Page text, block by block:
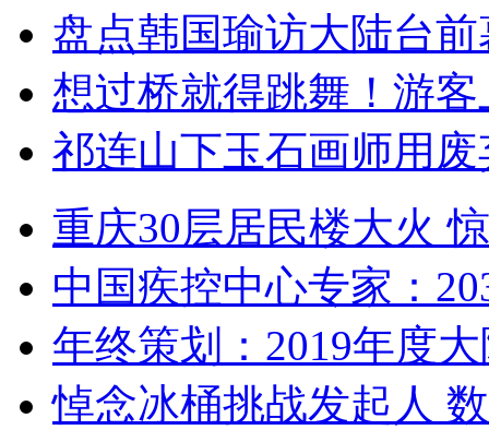
盘点韩国瑜访大陆台
想过桥就得跳舞！游客
祁连山下玉石画师用
重庆30层居民楼大火
中国疾控中心专家：
年终策划：2019年度
悼念冰桶挑战发起人